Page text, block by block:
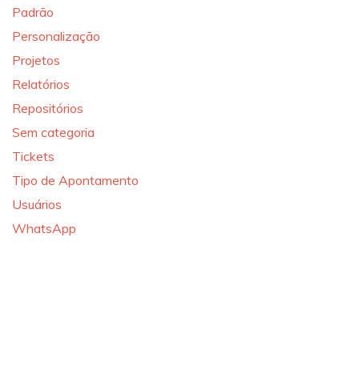
Padrão
Personalização
Projetos
Relatórios
Repositórios
Sem categoria
Tickets
Tipo de Apontamento
Usuários
WhatsApp